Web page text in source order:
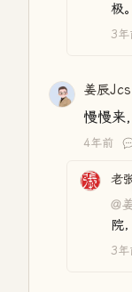
极。
3年
姜辰
慢慢来
4年前
老
@
院
3年